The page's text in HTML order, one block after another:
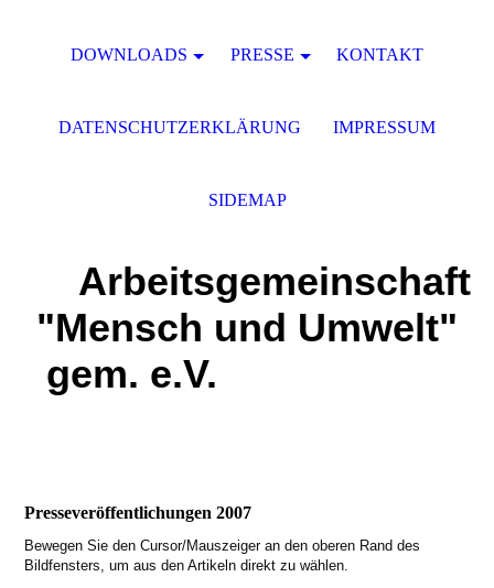
Arbeitsgemeinschaft
"Mensch und Umwelt"
gem. e.V.
Presseveröffentlichungen 2007
Bewegen Sie den Cursor/Mauszeiger an den oberen Rand des
Bildfensters, um aus den Artikeln direkt zu wählen.
DOWNLOADS PRESSE KONTAKT
DATENSCHUTZERKLÄRUNG IMPRESSUM
SIDEMAP